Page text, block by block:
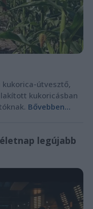
kukorica-útvesztő,
kukoricásban
Bővebben...
legújabb